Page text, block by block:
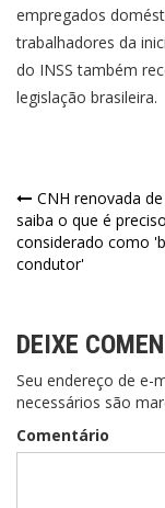
empregados
trabalhadores da
do INSS também
legislação brasileira.
Navegação
de
Post
CNH renovada
saiba o que é
considerado como
condutor'
DEIXE
Seu endereço de e-
necessários são
Comentário